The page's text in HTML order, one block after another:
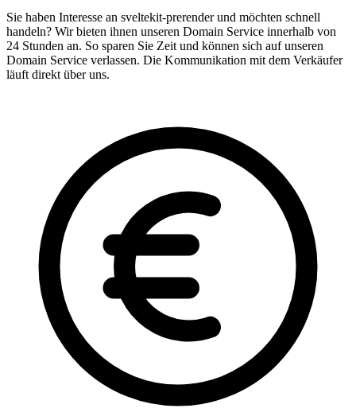
Sie haben Interesse an sveltekit-prerender und möchten schnell
handeln? Wir bieten ihnen unseren Domain Service innerhalb von
24 Stunden an. So sparen Sie Zeit und können sich auf unseren
Domain Service verlassen. Die Kommunikation mit dem Verkäufer
läuft direkt über uns.